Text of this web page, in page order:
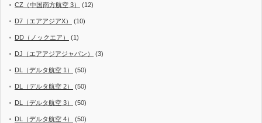
CZ（中国南方航空 3） (12)
D7（エアアジアX） (10)
DD（ノックエア） (1)
DJ（エアアジアジャパン） (3)
DL（デルタ航空 1） (50)
DL（デルタ航空 2） (50)
DL（デルタ航空 3） (50)
DL（デルタ航空 4） (50)